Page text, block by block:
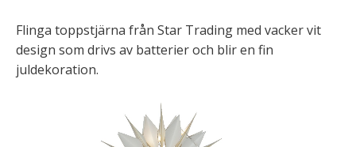
Flinga toppstjärna från Star Trading med vacker vit
design som drivs av batterier och blir en fin
juldekoration.